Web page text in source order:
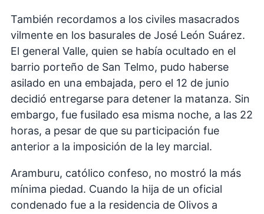
También recordamos a los civiles masacrados
vilmente en los basurales de José León Suárez.
El general Valle, quien se había ocultado en el
barrio porteño de San Telmo, pudo haberse
asilado en una embajada, pero el 12 de junio
decidió entregarse para detener la matanza. Sin
embargo, fue fusilado esa misma noche, a las 22
horas, a pesar de que su participación fue
anterior a la imposición de la ley marcial.
Aramburu, católico confeso, no mostró la más
mínima piedad. Cuando la hija de un oficial
condenado fue a la residencia de Olivos a